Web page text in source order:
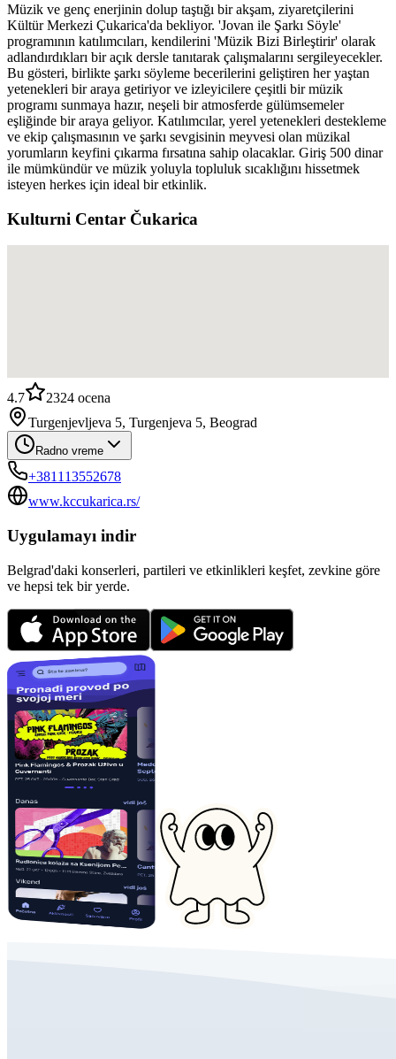
Müzik ve genç enerjinin dolup taştığı bir akşam, ziyaretçilerini
Kültür Merkezi Çukarica'da bekliyor. 'Jovan ile Şarkı Söyle'
programının katılımcıları, kendilerini 'Müzik Bizi Birleştirir' olarak
adlandırdıkları bir açık dersle tanıtarak çalışmalarını sergileyecekler.
Bu gösteri, birlikte şarkı söyleme becerilerini geliştiren her yaştan
yetenekleri bir araya getiriyor ve izleyicilere çeşitli bir müzik
programı sunmaya hazır, neşeli bir atmosferde gülümsemeler
eşliğinde bir araya geliyor. Katılımcılar, yerel yetenekleri destekleme
ve ekip çalışmasının ve şarkı sevgisinin meyvesi olan müzikal
yorumların keyfini çıkarma fırsatına sahip olacaklar. Giriş 500 dinar
ile mümkündür ve müzik yoluyla topluluk sıcaklığını hissetmek
isteyen herkes için ideal bir etkinlik.
Kulturni Centar Čukarica
4.7 2324 ocena
Turgenjevljeva 5, Turgenjeva 5, Beograd
Radno vreme
+381113552678
www.kccukarica.rs/
Uygulamayı indir
Belgrad'daki konserleri, partileri ve etkinlikleri keşfet, zevkine göre
ve hepsi tek bir yerde.